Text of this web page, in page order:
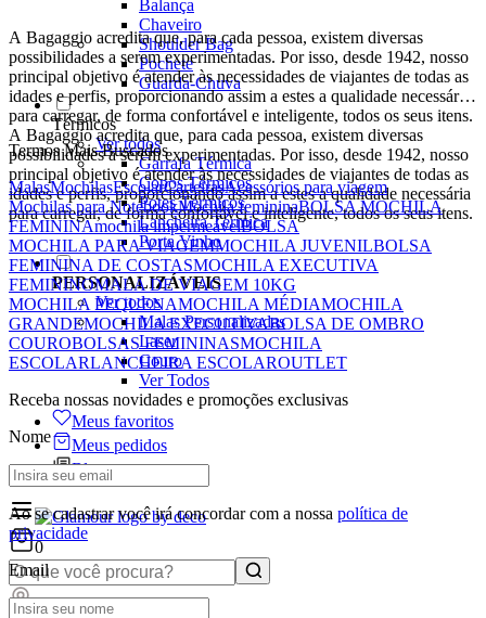
Balança
Chaveiro
Shoulder Bag
Pochete
Guarda-Chuva
Térmicos
Ver todos
Garrafa Térmica
Copos Térmicos
Potes Térmicos
Lancheira Térmica
Porta Vinho
PERSONALIZÁVEIS
Ver todos
Malas Personalizadas
Laser
Couro
Ver Todos
Meus favoritos
Meus pedidos
Blog
0
A Bagaggio acredita que, para cada pessoa, existem diversas
possibilidades a serem experimentadas. Por isso, desde 1942, nosso
principal objetivo é atender às necessidades de viajantes de todas as
idades e perfis, proporcionando assim a estes a qualidade necessária
para carregar, de forma confortável e inteligente, todos os seus itens.
A Bagaggio acredita que, para cada pessoa, existem diversas
possibilidades a serem experimentadas. Por isso, desde 1942, nosso
principal objetivo é atender às necessidades de viajantes de todas as
idades e perfis, proporcionando assim a estes a qualidade necessária
para carregar, de forma confortável e inteligente, todos os seus itens.
Termos Mais Buscados
MalasMochilasEscolarCarteirasAcessórios para viagem
Mochilas para NotebookMochila femininaBOLSA MOCHILA
FEMININAmochila impermeávelBOLSA
MOCHILA PARA VIAGEMMOCHILA JUVENILBOLSA
FEMININA DE COSTASMOCHILA EXECUTIVA
FEMININOMALA DE VIAGEM 10KG
MOCHILA PEQUENAMOCHILA MÉDIAMOCHILA
GRANDEMOCHILA EXECUTIVABOLSA DE OMBRO
COUROBOLSAS FEMININASMOCHILA
ESCOLARLANCHEIRA ESCOLAROUTLET
Receba nossas novidades e promoções exclusivas
Nome
Ao se cadastrar você irá concordar com a nossa política de
privacidade
Email